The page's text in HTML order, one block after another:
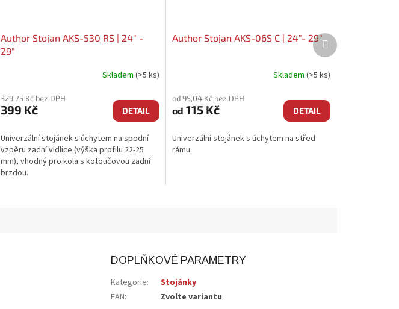
Author Stojan AKS-530 RS | 24" -
29"
Skladem (>5 ks)
329,75 Kč bez DPH
399 Kč DETAIL
Univerzální stojánek s úchytem na spodní
vzpěru zadní vidlice (výška profilu 22-25
mm), vhodný pro kola s kotoučovou zadní
brzdou.
Author Stojan AKS-06S C | 24"- 29"
Skladem (>5 ks)
od 95,04 Kč bez DPH
od 115 Kč DETAIL
Univerzální stojánek s úchytem na střed
rámu.
Další
produkt
DOPLŇKOVÉ PARAMETRY
Kategorie:
Stojánky
EAN: Zvolte variantu